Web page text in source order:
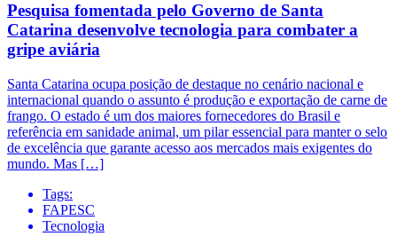
Pesquisa fomentada pelo Governo de Santa
Catarina desenvolve tecnologia para combater a
gripe aviária
Santa Catarina ocupa posição de destaque no cenário nacional e
internacional quando o assunto é produção e exportação de carne de
frango. O estado é um dos maiores fornecedores do Brasil e
referência em sanidade animal, um pilar essencial para manter o selo
de excelência que garante acesso aos mercados mais exigentes do
mundo. Mas […]
Tags:
FAPESC
Tecnologia